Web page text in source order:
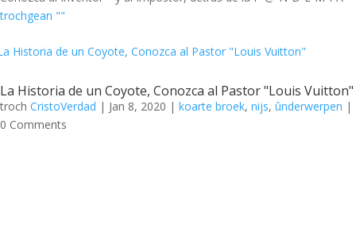
trochgean ""
La Historia de un Coyote, Conozca al Pastor "Louis Vuitton"
troch CristoVerdad | Jan 8, 2020 | koarte broek, nijs, ûnderwerpen |
0 Comments